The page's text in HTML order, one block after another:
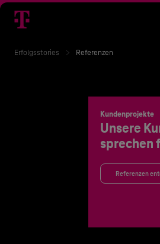
Erfolgsstories Referenzen
Kundenprojekte
Unsere
sprechen
Referenzen